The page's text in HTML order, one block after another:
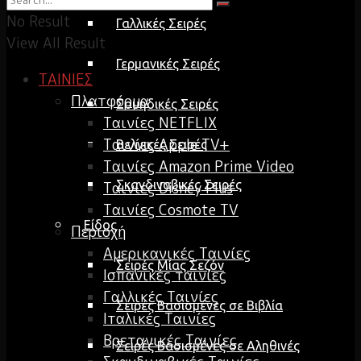
Γαλλικές Σειρές
Γερμανικές Σειρές
Σουηδικές Σειρές
Βελγικές Σειρές
Σκανδιναβικές Σειρές
Είδος
Σειρές Μίας Σεζόν
Σειρές Βασισμένες σε Βιβλία
Σειρές Βασισμένες σε Αληθινές
No Result
View All Result
ΤΑΙΝΙΕΣ
Πλατφόρμα
Ταινίες NETFLIX
Ταινίες Apple TV+
Ταινίες Amazon Prime Video
Ταινίες Disney Plus
Ταινίες Cosmote TV
Περιοχή
Αμερικανικές Ταινίες
Ισπανικές ταινίες
Γαλλικές Ταινίες
Ιταλικές Ταινίες
Βρετανικές Ταινίες